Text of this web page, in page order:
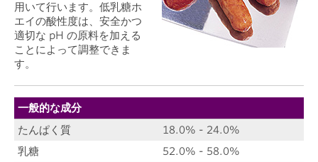
用いて行います。低乳糖ホ
エイの酸性度は、安全かつ
適切な pH の原料を加える
ことによって調整できま
す。
一般的な成分
たんぱく質
18.0% - 24.0%
乳糖
52.0% - 58.0%